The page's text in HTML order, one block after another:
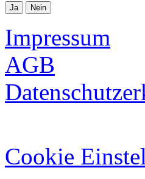
Ja Nein
Impressum
AGB
Cookie